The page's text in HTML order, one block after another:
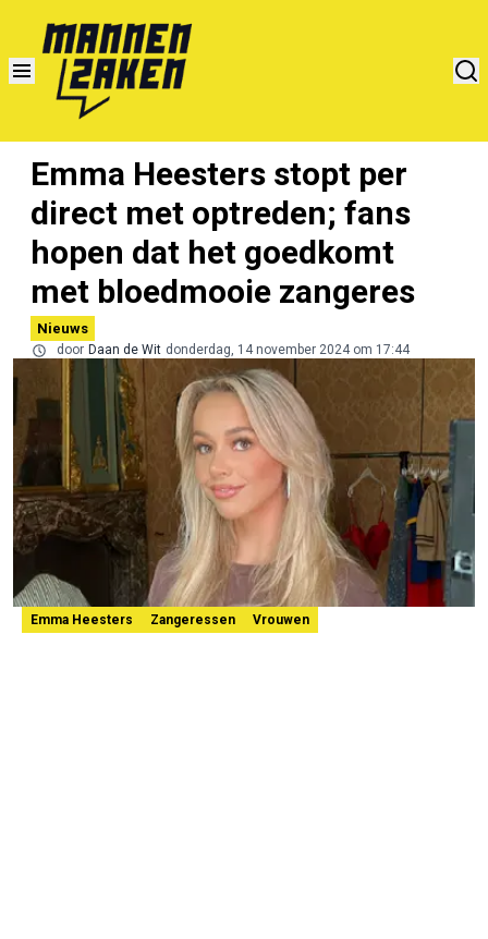
Emma Heesters stopt per
direct met optreden; fans
hopen dat het goedkomt
met bloedmooie zangeres
Nieuws
door Daan de Wit donderdag, 14 november 2024 om 17:44
Emma Heesters Zangeressen Vrouwen